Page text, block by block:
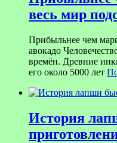
весь мир
Прибыльнее чем
авокадо
времён. Древние
его около 5000 лет
История